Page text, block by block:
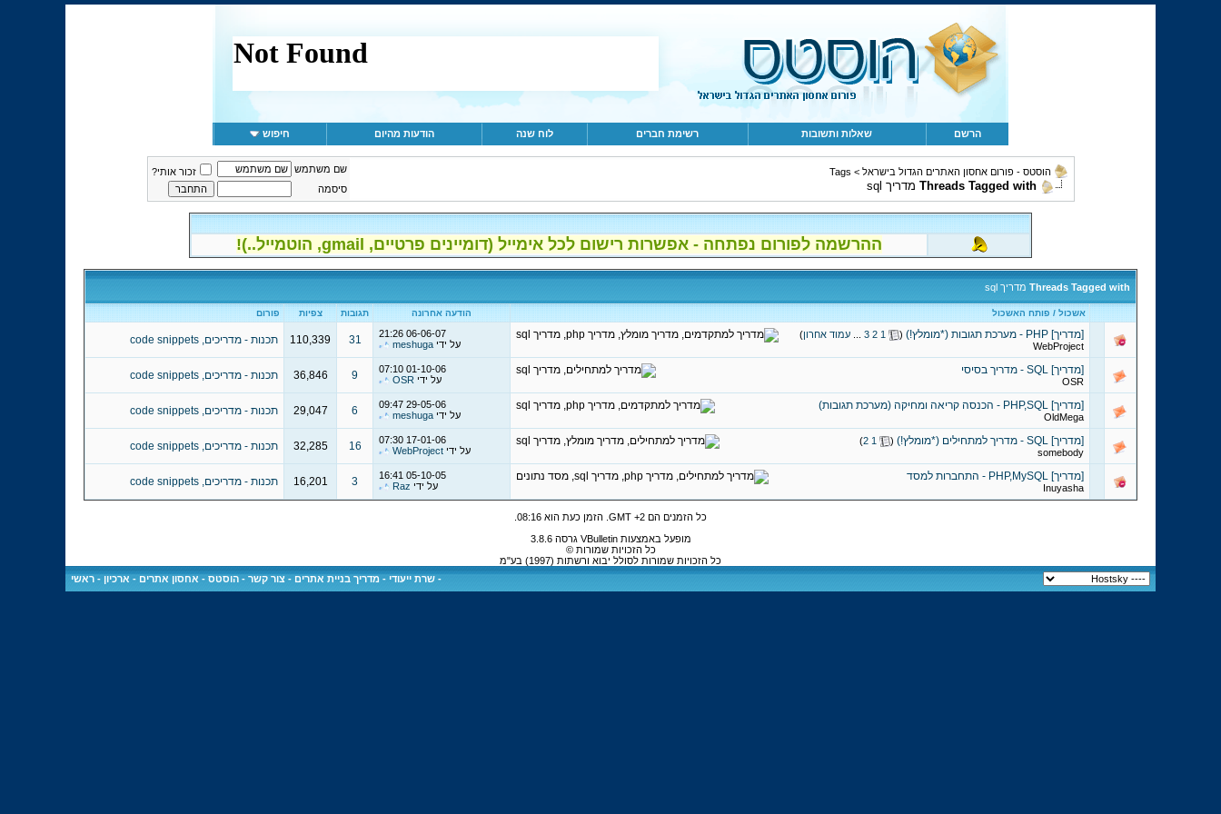
הרשם שאלות ותשובות רשימת חברים לוח שנה הודעות מהיום חיפוש
הוסטס - פורום אחסון האתרים הגדול בישראל >
Tags
Threads Tagged with מדריך sql
שם משתמש
זכור אותי?
סיסמה
ההרשמה לפורום נפתחה - אפשרות רישום לכל אימייל (דומיינים פרטיים, gmail, הוטמייל..)!
Threads Tagged with מדריך sql
אשכול / פותח האשכול הודעה אחרונה תגובות צפיות פורום
[מדריך] PHP - מערכת תגובות (*מומלץ!) (
1
2
3 עמוד אחרון)
WebProject
06-06-07
21:26
על ידי meshuga
31
110,339 תכנות - מדריכים, code snippets
[מדריך] SQL - מדריך בסיסי
OSR
01-10-06
07:10
על ידי OSR
9
36,846 תכנות - מדריכים, code snippets
[מדריך] PHP,SQL - הכנסה קריאה ומחיקה (מערכת תגובות)
OldMega
29-05-06
09:47
על ידי meshuga
6
29,047 תכנות - מדריכים, code snippets
[מדריך] SQL - מדריך למתחילים (*מומלץ!) (
1
2
)
somebody
17-01-06
07:30
על ידי WebProject
16
32,285 תכנות - מדריכים, code snippets
[מדריך] PHP,MySQL - התחברות למסד
Inuyasha
05-10-05
16:41
על ידי Raz
3
16,201 תכנות - מדריכים, code snippets
כל הזמנים הם GMT +2. הזמן כעת הוא 08:16
מופעל באמצעות VBulletin גרסה 3.8.6
כל הזכויות שמורות ©
כל הזכויות שמורות לסולל יבוא ורשתות (1997) בע"מ
- שרת ייעודי - מדריך בניית אתרים - צור קשר - הוסטס - אחסון אתרים - ארכיון - ראשי